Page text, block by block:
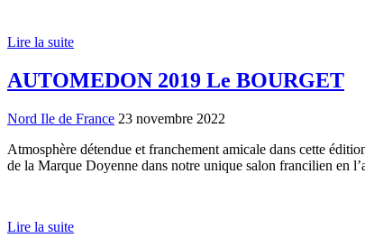
Lire la suite
AUTOMEDON 2019 Le BOURGET
Nord Ile de France 23 novembre 2022
Atmosphère détendue et franchement amicale dans cette
de la Marque Doyenne dans notre unique salon francilien en
Lire la suite